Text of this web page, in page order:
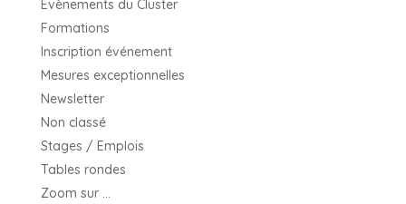
Évènements du Cluster
Formations
Inscription événement
Mesures exceptionnelles
Newsletter
Non classé
Stages / Emplois
Tables rondes
Zoom sur …